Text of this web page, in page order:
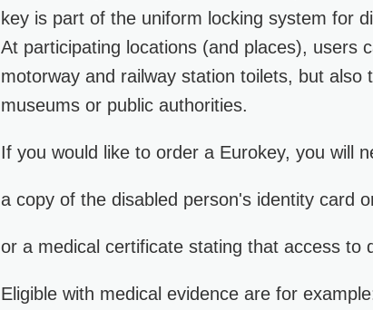
key is part of the uniform locking system for
At participating locations (and places), users
motorway and railway station toilets, but also
museums or public authorities.
If you would like to order a Eurokey, you will
a copy of the disabled person's identity card
or a medical certificate stating that access to
Eligible with medical evidence are for